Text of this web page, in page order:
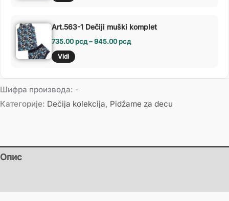
Art.563-1 Dečiji muški komplet
735.00рсд–945.00рсд
Vidi
Шифра производа: -
Категорије: Dečija kolekcija, Pidžame za decu
Опис